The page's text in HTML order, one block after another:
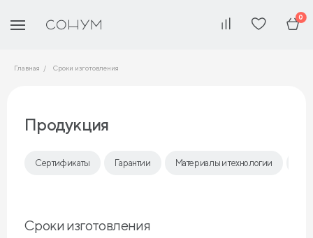
0
Главная Сроки изготовления
Продукция
Сертификаты Гарантии Материалы и технологии
Сроки изготовления